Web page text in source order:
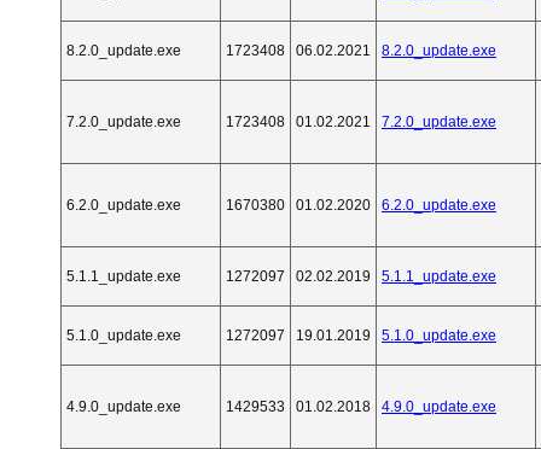
8.2.0_update.exe 1723408 06.02.2021 8.2.0_update.exe
7.2.0_update.exe 1723408 01.02.2021 7.2.0_update.exe
6.2.0_update.exe 1670380 01.02.2020 6.2.0_update.exe
5.1.1_update.exe 1272097 02.02.2019 5.1.1_update.exe
5.1.0_update.exe 1272097 19.01.2019 5.1.0_update.exe
4.9.0_update.exe 1429533 01.02.2018 4.9.0_update.exe